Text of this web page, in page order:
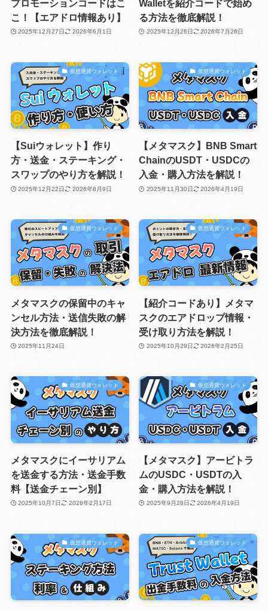
プロモーションコードはこ
こ！【エアドロ情報あり】
2025年12月27日 2026年6月1日
Walletを紹介コードで始め
る方法を徹底解説！
2025年12月26日 2026年7月26日
仮想通貨ウォレット
【Suiウォレット】作り
方・送金・ステーキング・
スワップのやり方を解説！
2025年12月22日 2026年8月9日
仮想通貨ウォレット
【メタマスク】BNB Smart
ChainのUSDT・USDCの
入金・購入方法を解説！
2025年11月30日 2026年4月19日
仮想通貨ウォレット
メタマスクの保留中のキャ
ンセル方法・送信失敗の解
決方法を徹底解説！
2025年11月24日
仮想通貨ウォレット
【紹介コードあり】メタマ
スクのエアドロップ情報・
受け取り方法を解説！
2025年10月29日 2026年2月25日
仮想通貨ウォレット
メタマスクにイーサリアム
を送金する方法・送金手数
料【送金チェーン別】
2025年10月7日 2026年2月17日
仮想通貨ウォレット
【メタマスク】アービトラ
ムのUSDC・USDTの入
金・購入方法を解説！
2025年9月28日 2026年4月19日
仮想通貨ウォレット 仮想通貨ウォレット